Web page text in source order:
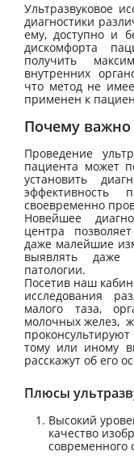
Ультразвуковое
диагностики
ему, доступно и
дискомфорта
получить
внутренних
что метод не
применен к
Почему важно
Проведение
пациента может
установить
эффективность
своевременно
Новейшее
центра
даже малейшие
выявлять
патологии.
Посетив наш
исследования
малого таза,
молочных желез,
тому или иному
расскажут об его
Плюсы
Высокий
качество
современного